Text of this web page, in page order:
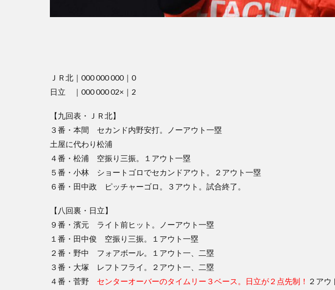
ＪＲ北｜000 000 000｜0
日立 ｜000 000 02×｜2
【九回表・ＪＲ北】
３番・本間 セカンド内野安打。ノーアウト一塁
土屋に代わり松浦
４番・松浦 空振り三振。１アウト一塁
５番・小林 ショートゴロでセカンドアウト。２アウト一塁
６番・田中政 ピッチャーゴロ。３アウト。試合終了。
【八回裏・日立】
９番・濱元 ライト前ヒット。ノーアウト一塁
１番・田中俊 空振り三振。１アウト一塁
２番・野中 フォアボール。１アウト一、二塁
３番・大塚 レフトフライ。２アウト一、二塁
４番・菅野 センターオーバーのタイムリー３ベース。日立が２点先制！ ２アウ